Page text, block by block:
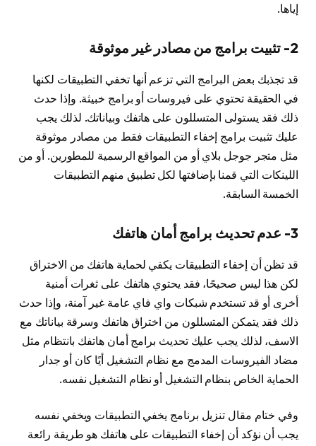
إياها.
2- تثبيت برامج من مصادر غير موثوقة
قد تجذبك بعض البرامج التي تزعم أنها تخفي التطبيقات لكنها
في الحقيقة تحتوي على فيروسات أو برامج خبيثة. وإذا حدث
ذلك فقد يستولى المتسللون على هاتفك وبياناتك. لذلك يجب
عليك تثبيت برامج إخفاء التطبيقات فقط من مصادر موثوقة
مثل متجر جوجل بلاي أو من المواقع الرسمية للمطورين. أو من
اللينكات التي قمنا بإضافتها لكل تطبيق منهم التطبيقات
الخمسة السابقة.
3- عدم تحديث برامج أمان هاتفك
قد تظن أن إخفاء التطبيقات يكفي لحماية هاتفك من الاختراق
لكن هذا ليس صحيحًا، فقد يحتوي هاتفك على ثغرات أمنية
أخرى أو قد تستخدم شبكات واي فاي عامة غير آمنة، وإذا حدث
ذلك فقد يتمكن المتسللون من اختراق هاتفك وسرقة بياناتك مع
الاسف، لذلك يجب عليك تحديث برامج أمان هاتفك بانتظام مثل
مضاد الفيروسات المدمج مع نظام التشغيل أيًا كان أو جدار
الحماية الخاص بنظام التشغيل أو نظام التشغيل نفسه.
وفي ختام مقال تنزيل برنامج يخفي التطبيقات ويخفي نفسه
يجب أن نؤكد أن إخفاء التطبيقات على هاتفك هو طريقة رائعة